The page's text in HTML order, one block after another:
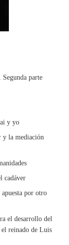
parte
y yo
y la mediación
cadáver
por otro
el desarrollo del
reinado de Luis